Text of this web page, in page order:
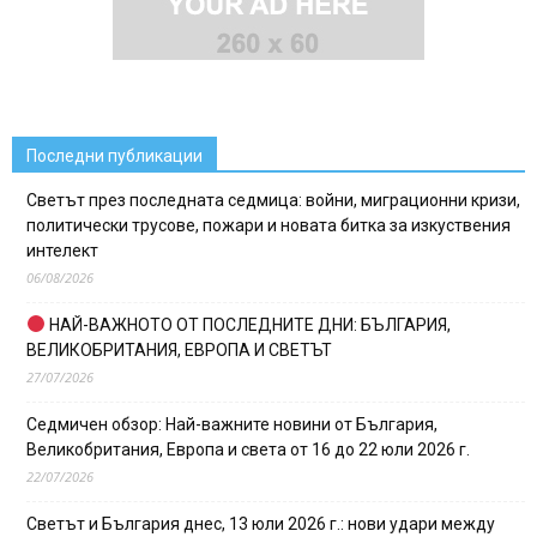
Последни публикации
Светът през последната седмица: войни, миграционни кризи,
политически трусове, пожари и новата битка за изкуствения
интелект
06/08/2026
НАЙ-ВАЖНОТО ОТ ПОСЛЕДНИТЕ ДНИ: БЪЛГАРИЯ,
ВЕЛИКОБРИТАНИЯ, ЕВРОПА И СВЕТЪТ
27/07/2026
Седмичен обзор: Най-важните новини от България,
Великобритания, Европа и света от 16 до 22 юли 2026 г.
22/07/2026
Светът и България днес, 13 юли 2026 г.: нови удари между